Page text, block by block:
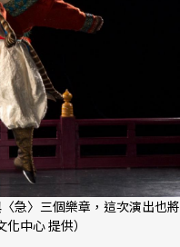
急〉三個樂章，這次演出也將
中心 提供）